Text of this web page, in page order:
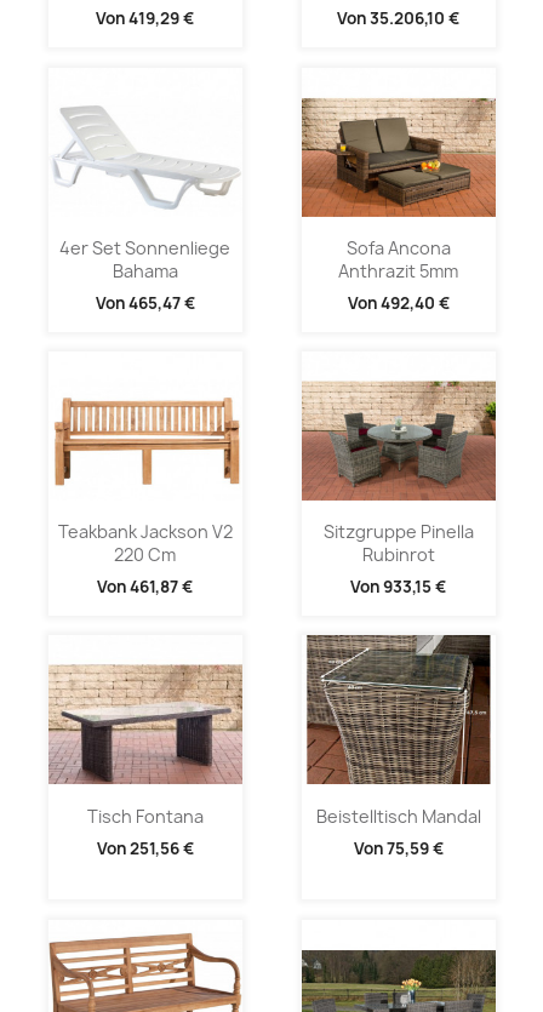
Von419,29 € Von35.206,10 €
4er Set Sonnenliege
Bahama
Von465,47 €
Sofa Ancona
Anthrazit 5mm
Von492,40 €
Teakbank Jackson V2
220 Cm
Von461,87 €
Sitzgruppe Pinella
Rubinrot
Von933,15 €
Tisch Fontana
Von251,56 €
Beistelltisch Mandal
Von75,59 €